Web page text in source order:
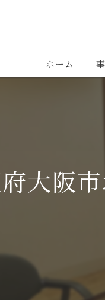
ホーム
大阪